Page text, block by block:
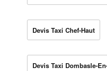
Devis Taxi Chef-Haut
Devis Taxi Dombasle-